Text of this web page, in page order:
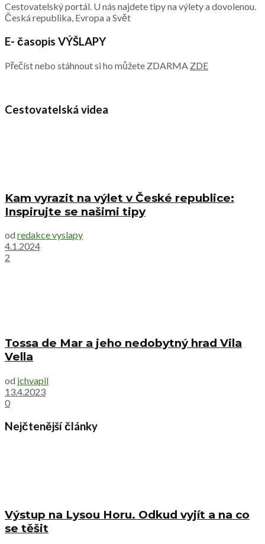
Cestovatelský portál. U nás najdete tipy na výlety a dovolenou.
Česká republika, Evropa a Svět
E- časopis VÝŠLAPY
Přečíst nebo stáhnout si ho můžete ZDARMA ZDE
Cestovatelská videa
Kam vyrazit na výlet v České republice:
Inspirujte se našimi tipy
od redakce vyslapy
4.1.2024
2
Tossa de Mar a jeho nedobytný hrad Vila
Vella
od jchvapil
13.4.2023
0
Nejčtenější články
Výstup na Lysou Horu. Odkud vyjít a na co
se těšit